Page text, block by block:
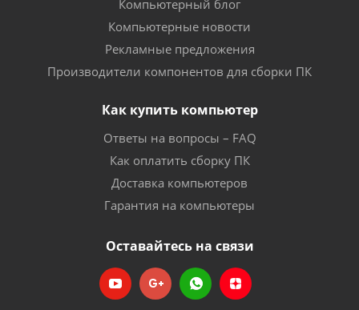
Компьютерный блог
Компьютерные новости
Рекламные предложения
Производители компонентов для сборки ПК
Как купить компьютер
Ответы на вопросы – FAQ
Как оплатить сборку ПК
Доставка компьютеров
Гарантия на компьютеры
Оставайтесь на связи